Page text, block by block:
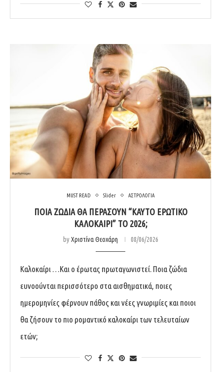
MUST READ Slider ΑΣΤΡΟΛΟΓΙΑ
ΠΟΙΆ ΖΏΔΙΑ ΘΑ ΠΕΡΆΣΟΥΝ “ΚΑΥΤΌ ΕΡΩΤΙΚΌ
ΚΑΛΟΚΑΊΡΙ” ΤΟ 2026;
byΧριστίνα Θεοχάρη 08/06/2026
Καλοκαίρι …Kαι ο έρωτας πρωταγωνιστεί. Ποια ζώδια
ευνοούνται περισσότερο στα αισθηματικά, ποιες
ημερομηνίες φέρνουν πάθος και νέες γνωριμίες και ποιοι
θα ζήσουν το πιο ρομαντικό καλοκαίρι των τελευταίων
ετών;